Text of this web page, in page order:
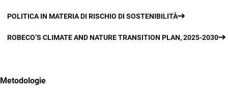
POLITICA IN MATERIA DI RISCHIO DI SOSTENIBILITÀ
ROBECO’S CLIMATE AND NATURE TRANSITION PLAN, 2025-2030
Metodologie